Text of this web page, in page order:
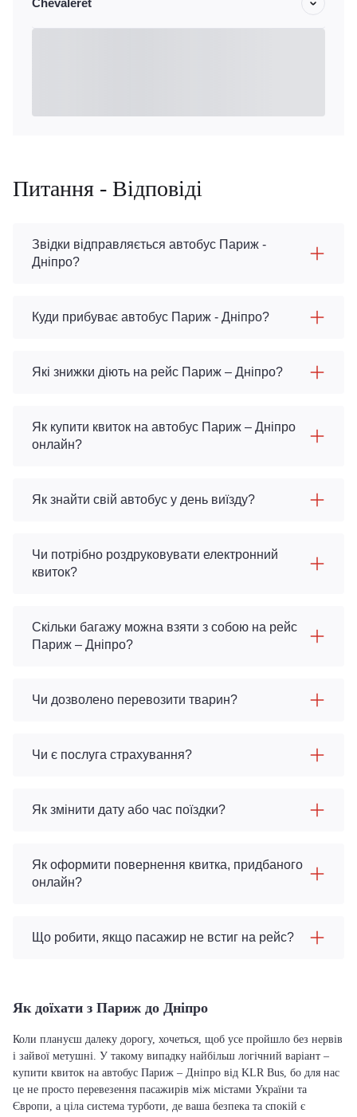
Chevaleret
Питання - Відповіді
Звідки відправляється автобус Париж -
Дніпро?
Куди прибуває автобус Париж - Дніпро?
Які знижки діють на рейс Париж – Дніпро?
Як купити квиток на автобус Париж – Дніпро
онлайн?
Як знайти свій автобус у день виїзду?
Чи потрібно роздруковувати електронний
квиток?
Скільки багажу можна взяти з собою на рейс
Париж – Дніпро?
Чи дозволено перевозити тварин?
Чи є послуга страхування?
Як змінити дату або час поїздки?
Як оформити повернення квитка, придбаного
онлайн?
Що робити, якщо пасажир не встиг на рейс?
Як доїхати з Париж до Дніпро
Коли плануєш далеку дорогу, хочеться, щоб усе пройшло без нервів
і зайвої метушні. У такому випадку найбільш логічний варіант –
купити квиток на автобус Париж – Дніпро від KLR Bus, бо для нас
це не просто перевезення пасажирів між містами України та
Європи, а ціла система турботи, де ваша безпека та спокій є